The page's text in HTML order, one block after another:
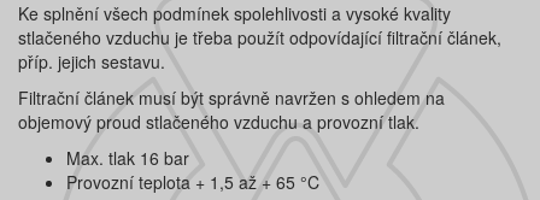
Ke splnění všech podmínek spolehlivosti a vysoké kvality
stlačeného vzduchu je třeba použít odpovídající filtrační článek,
příp. jejich sestavu.
Filtrační článek musí být správně navržen s ohledem na
objemový proud stlačeného vzduchu a provozní tlak.
Max. tlak 16 bar
Provozní teplota + 1,5 až + 65 °C